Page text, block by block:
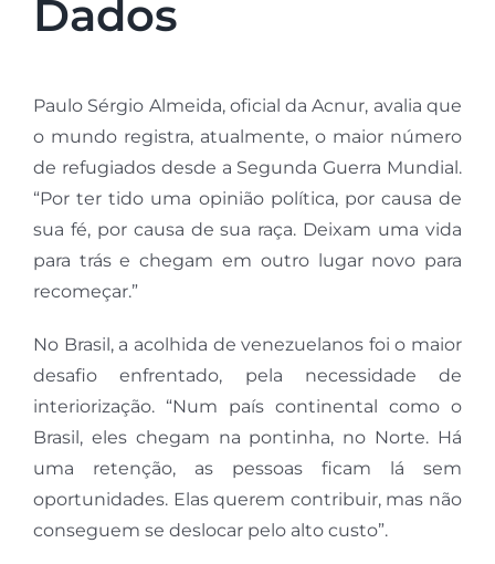
Dados
Paulo Sérgio Almeida, oficial da Acnur, avalia que
o mundo registra, atualmente, o maior número
de refugiados desde a Segunda Guerra Mundial.
“Por ter tido uma opinião política, por causa de
sua fé, por causa de sua raça. Deixam uma vida
para trás e chegam em outro lugar novo para
recomeçar.”
No Brasil, a acolhida de venezuelanos foi o maior
desafio enfrentado, pela necessidade de
interiorização. “Num país continental como o
Brasil, eles chegam na pontinha, no Norte. Há
uma retenção, as pessoas ficam lá sem
oportunidades. Elas querem contribuir, mas não
conseguem se deslocar pelo alto custo”.